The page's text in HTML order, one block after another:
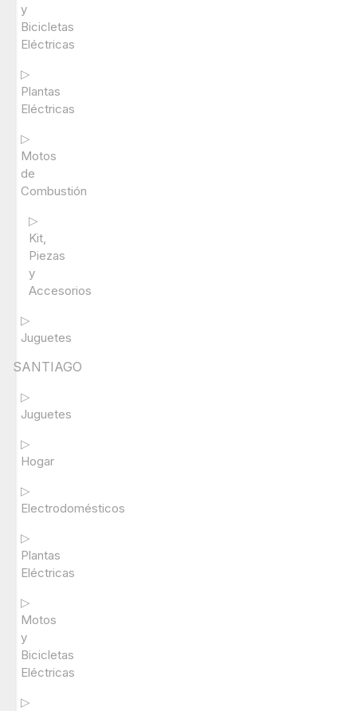
y
Bicicletas
Eléctricas
▷
Plantas
Eléctricas
▷
Motos
de
Combustión
▷
Kit,
Piezas
y
Accesorios
▷
Juguetes
SANTIAGO
▷
Juguetes
▷
Hogar
▷
Electrodomésticos
▷
Plantas
Eléctricas
▷
Motos
y
Bicicletas
Eléctricas
▷